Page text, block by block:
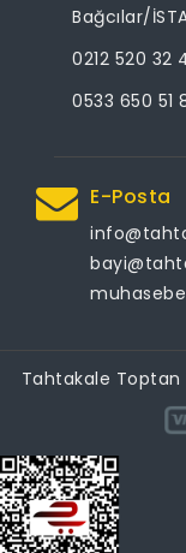
Bağcılar/
0212 520 32
0533 650 51
E-Posta
Tahtakale Toptan